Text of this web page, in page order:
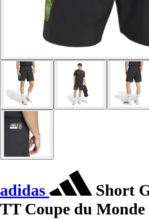
adidas
Short
TT Coupe du Monde